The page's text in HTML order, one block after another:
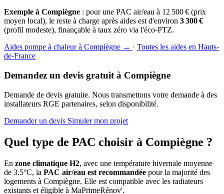
Exemple à Compiègne : pour une PAC air/eau à 12 500 € (prix
moyen local), le reste à charge après aides est d'environ 3 300 €
(profil modeste), finançable à taux zéro via l'éco-PTZ.
Aides pompe à chaleur à Compiègne → · Toutes les aides en Hauts-
de-France
Demandez un devis gratuit à Compiègne
Demande de devis gratuite. Nous transmettons votre demande à des
installateurs RGE partenaires, selon disponibilité.
Demander un devis Simuler mon projet
Quel type de PAC choisir à Compiègne ?
En zone climatique H2, avec une température hivernale moyenne
de 3.5°C, la PAC air/eau est recommandée pour la majorité des
logements à Compiègne. Elle est compatible avec les radiateurs
existants et éligible à MaPrimeRénov'.